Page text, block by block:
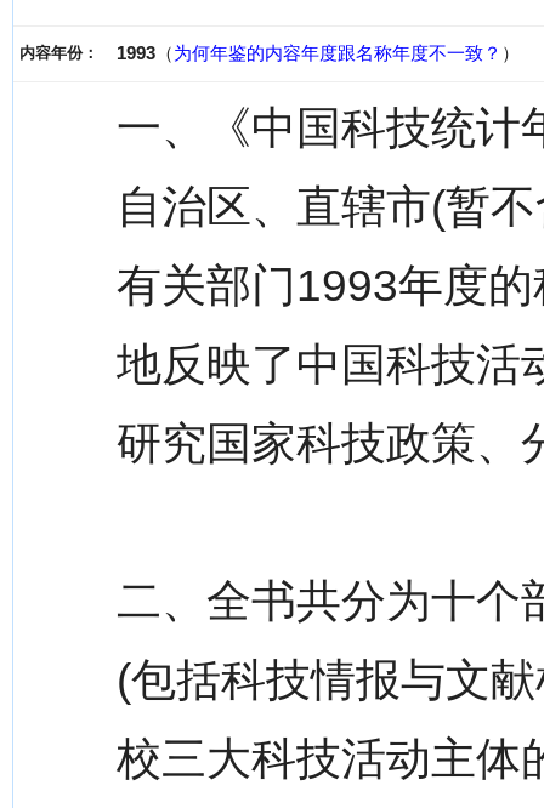
内容年份： 1993 （为何年鉴的内容年度跟名称年度不一致？ ）
一、《中国科技统计
自治区、直辖市(暂
有关部门1993年度
地反映了中国科技活
研究国家科技政策、
二、全书共分为十个
(包括科技情报与文
校三大科技活动主体